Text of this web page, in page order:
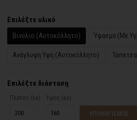
Επιλέξτε υλικό
Βινύλιο (Αυτοκόλλητο)
Ύφασμα (Με
Ανάγλυφη Υφή (Αυτοκόλλητο)
Επιλέξτε διάσταση
Πλάτος (εκ) Ύψος (εκ)
ΥΠΟΛΟΓΙΣΜΟΣ